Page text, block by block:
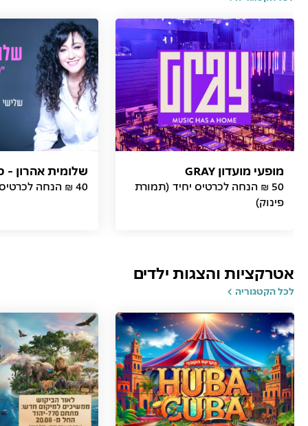
מופעי מועדון GRAY
50 ₪ הנחה לכרטיס יחיד (תמורת
פינוק)
שלומית אהרון -
40 ₪ הנחה לכרטיס (תמורת פינוק)
אטרקציות והצגות ילדים
לכל הקטגוריה